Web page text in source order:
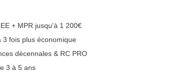
+ MPR jusqu'à 1 200€
3 fois plus économique
décennales & RC PRO
3 à 5 ans